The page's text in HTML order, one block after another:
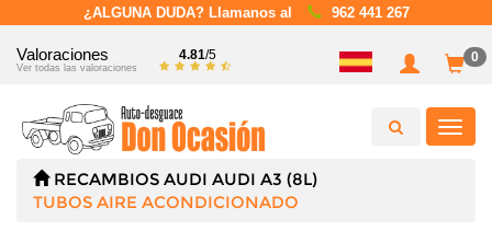
¿ALGUNA DUDA? Llamanos al 962 441 267
Valoraciones
Ver todas las valoraciones
4.81/5 0
RECAMBIOS AUDI AUDI A3 (8L)
TUBOS AIRE ACONDICIONADO